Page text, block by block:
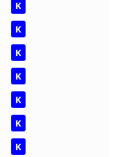
K
K
K
K
K
K
K